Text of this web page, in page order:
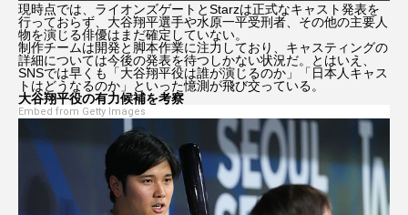
レオナルド・ディカプリオ ロケ地巡り
ロバート・パティンソン
名もなき者／A COMPLETE UNKNOWN
忽那汐里 成原佑太郎 戸張瞬
新田真剣佑 枯れ木に銃弾
現時点では、ライオンズゲートとStarzは正式なキャスト発表を
行っておらず、大谷翔平選手や水原一平受刑者、その他の主要人
物を演じる俳優はまだ確定していない。
制作チームは開発と脚本作業に注力しており、キャスティングの
詳細については今後の発表を待つしかない状況だ。とはいえ、
SNSでは早くも「大谷翔平役は誰が演じるのか」「日本人キャス
トはどうなるのか」といった憶測が飛び交っている。
大谷翔平役の有力候補を考察
Embed from Getty Images